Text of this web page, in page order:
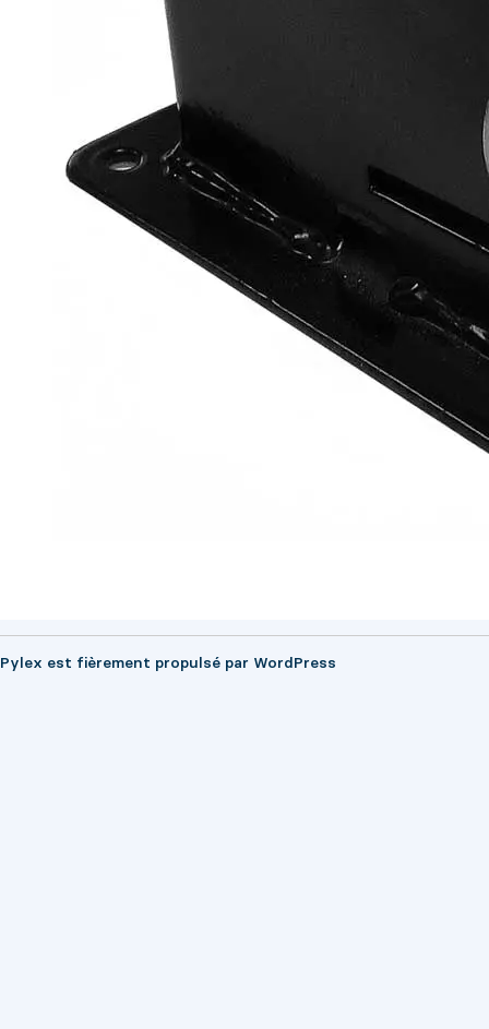
Pylex est fièrement propulsé par WordPress